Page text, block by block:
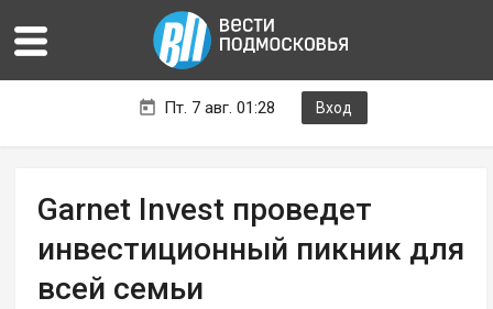
Пт. 7 авг. 01:28 Вход
Garnet Invest проведет
инвестиционный пикник для
всей семьи